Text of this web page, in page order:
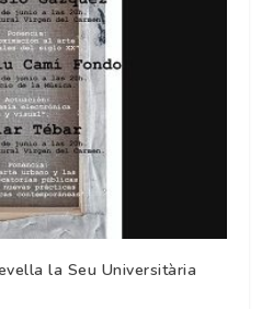
la Seu Universitària